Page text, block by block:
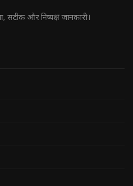
और निष्पक्ष जानकारी।